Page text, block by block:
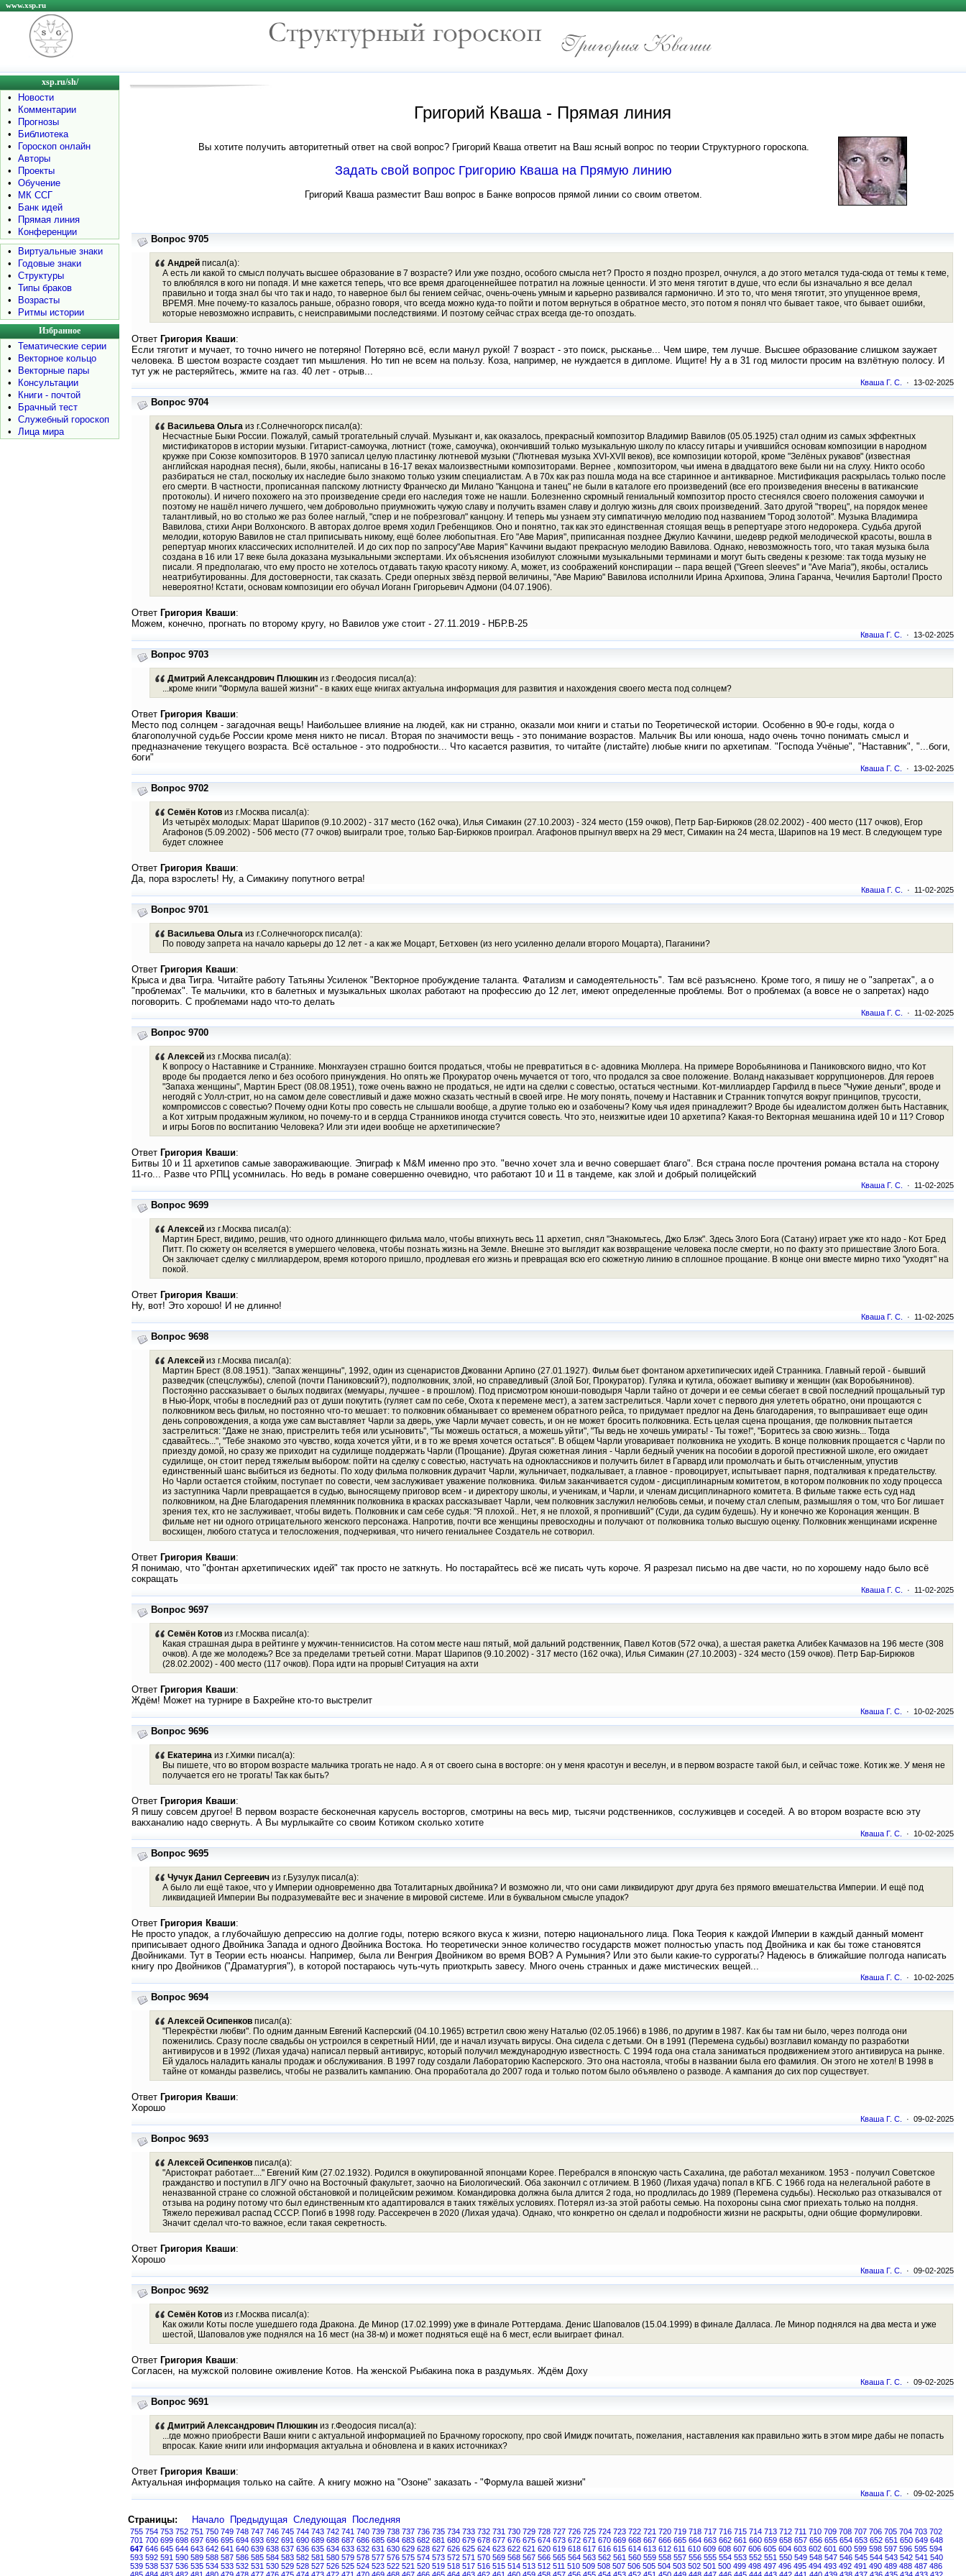
www.xsp.ru
xsp.ru/sh/
•
Новости
•
Комментарии
•
Прогнозы
•
Библиотека
•
Гороскоп онлайн
•
Авторы
•
Проекты
•
Обучение
•
МК ССГ
•
Банк идей
•
Прямая линия
•
Конференции
•
Виртуальные знаки
•
Годовые знаки
•
Структуры
•
Типы браков
•
Возрасты
•
Ритмы истории
Избранное
•
Тематические серии
•
Векторное кольцо
•
Векторные пары
•
Консультации
•
Книги - почтой
•
Брачный тест
•
Служебный гороскоп
•
Лица мира
Григорий Кваша - Прямая линия
Вы хотите получить авторитетный ответ на свой вопрос? Григорий Кваша ответит на Ваш ясный вопрос по теории Структурного гороскопа.
Задать свой вопрос Григорию Кваша на Прямую линию
Григорий Кваша разместит Ваш вопрос в Банке вопросов прямой линии со своим ответом.
Вопрос 9705
Андрейписал(а):
А есть ли какой то смысл получать высшее образование в 7 возрасте? Или уже поздно, особого смысла нет? Просто я поздно прозрел, очнулся, а до этого метался туда-сюда от темы к теме,
то влюблялся в кого ни попадя. И мне кажется теперь, что все время драгоценнейшее потратил на ложные ценности. И это меня тяготит в душе, что если бы изначально я все делал
правильно и тогда знал бы что так и надо, то наверное был бы гением сейчас, очень-очень умным и карьерно развивался гармонично. И это то, что меня тяготит, это упущенное время,
ВРЕМЯ. Мне почему-то казалось раньше, образно говоря, что всегда можно куда-то пойти и потом вернуться в обратное место, это потом я понял что бывает такое, что бывает ошибки,
которые невозможно исправить, с неисправимыми последствиями. И поэтому сейчас страх всегда где-то опоздать.
Ответ Григория Кваши:
Если тяготит и мучает, то точно ничего не потеряно! Потеряно всё, если манул рукой! 7 возраст - это поиск, рысканье... Чем шире, тем лучше. Высшее образование слишком заужает
человека. В шестом возрасте создает тип мышления. Но тип не всем на пользу. Коза, например, не нуждается в дипломе. Ищите! Ну а в 31 год милости просим на взлётную полосу. И
тут уж не растеряйтесь, жмите на газ. 40 лет - отрыв...
Кваша Г. С. · 13-02-2025
Вопрос 9704
Васильева Ольгаиз г.Солнечногорск писал(а):
Несчастные Быки России. Пожалуй, самый трогательный случай. Музыкант и, как оказалось, прекрасный композитор Владимир Вавилов (05.05.1925) стал одним из самых эффектных
мистификаторов в истории музыки. Гитарист-самоучка, лютнист (тоже, самоучка), окончивший только музыкальную школу по классу гитары и учившийся основам композиции в народном
кружке при Союзе композиторов. В 1970 записал целую пластинку лютневой музыки ("Лютневая музыка XVI-XVII веков), все композиции которой, кроме "Зелёных рукавов" (известная
английская народная песня), были, якобы, написаны в 16-17 веках малоизвестными композиторами. Вернее , композитором, чьи имена в двадцатого веке были ни на слуху. Никто особо
разбираться не стал, поскольку их наследие было знакомо только узким специалистам. А в 70х как раз пошла мода на все старинное и антикварное. Мистификация раскрылась только после
его смерти. В частности, прописанная папскому лютнисту Франческо ди Милано "Канцона и танец" не были в каталоге его произведений (все его произведения внесены в ватиканские
протоколы). И ничего похожего на это произведение среди его наследия тоже не нашли. Болезненно скромный гениальный композитор просто стеснялся своего положения самоучки и
поэтому не нашёл ничего лучшего, чем добровольно приумножить чужую славу и получить взамен славу и долгую жизнь для своих произведений. Зато другой "творец", на порядок менее
талантливый, но во столько же раз более наглый, "спер и не побрезговал" канцону. И теперь мы узнаем эту симпатичную мелодию под названием "Город золотой". Музыка Владимира
Вавилова, стихи Анри Волхонского. В авторах долгое время ходил Гребенщиков. Оно и понятно, так как это единственная стоящая вещь в репертуаре этого недорокера. Судьба другой
мелодии, которую Вавилов не стал приписывать никому, ещё более любопытная. Его "Аве Мария", приписанная позднее Джулио Каччини, шедевр редкой мелодической красоты, вошла в
репертуар многих классических исполнителей. И до сих пор по запросу"Аве Мария" Каччини выдают прекрасную мелодию Вавилова. Однако, невозможность того, что такая музыка была
создана в 16 или 17 веке была доказана музыкальными экспертами. Их объяснения изобилуют сложными музыкальными терминами и могут быть сведены к резюме: так тогда музыку не
писали. Я предполагаю, что ему просто не хотелось отдавать такую красоту никому. А, может, из соображений конспирации -- пара вещей ("Green sleeves" и "Аve Maria"), якобы, остались
неатрибутированны. Для достоверности, так сказать. Среди оперных звёзд первой величины, "Аве Марию" Вавилова исполнили Ирина Архипова, Элина Гаранча, Чечилия Бартоли! Просто
невероятно! Кстати, основам композиции его обучал Иоганн Григорьевич Адмони (04.07.1906).
Ответ Григория Кваши:
Можем, конечно, прогнать по второму кругу, но Вавилов уже стоит - 27.11.2019 - НБР.В-25
Кваша Г. С. · 13-02-2025
Вопрос 9703
Дмитрий Александрович Плюшкиниз г.Феодосия писал(а):
...кроме книги "Формула вашей жизни" - в каких еще книгах актуальна информация для развития и нахождения своего места под солнцем?
Ответ Григория Кваши:
Место под солнцем - загадочная вещь! Наибольшее влияние на людей, как ни странно, оказали мои книги и статьи по Теоретической истории. Особенно в 90-е годы, когда о
благополучной судьбе России кроме меня никто не писал. Вторая по значимости вещь - это понимание возрастов. Мальчик Вы или юноша, надо очень точно понимать смысл и
предназначение текущего возраста. Всё остальное - это подробности... Что касается развития, то читайте (листайте) любые книги по архетипам. "Господа Учёные", "Наставник", "...боги,
боги"
Кваша Г. С. · 13-02-2025
Вопрос 9702
Семён Котовиз г.Москва писал(а):
Из четырёх молодых: Марат Шарипов (9.10.2002) - 317 место (162 очка), Илья Симакин (27.10.2003) - 324 место (159 очков), Петр Бар-Бирюков (28.02.2002) - 400 место (117 очков), Егор
Агафонов (5.09.2002) - 506 место (77 очков) выиграли трое, только Бар-Бирюков проиграл. Агафонов прыгнул вверх на 29 мест, Симакин на 24 места, Шарипов на 19 мест. В следующем туре
будет сложнее
Ответ Григория Кваши:
Да, пора взрослеть! Ну, а Симакину попутного ветра!
Кваша Г. С. · 11-02-2025
Вопрос 9701
Васильева Ольгаиз г.Солнечногорск писал(а):
По поводу запрета на начало карьеры до 12 лет - а как же Моцарт, Бетховен (из него усиленно делали второго Моцарта), Паганини?
Ответ Григория Кваши:
Крыса и два Тигра. Читайте работу Татьяны Усиленок "Векторное пробуждение таланта. Фатализм и самодеятельность". Там всё разъяснено. Кроме того, я пишу не о "запретах", а о
"проблемах". Те мальчики, кто в балетных и музыкальных школах работают на профессию до 12 лет, имеют определенные проблемы. Вот о проблемах (а вовсе не о запретах) надо
поговорить. С проблемами надо что-то делать
Кваша Г. С. · 11-02-2025
Вопрос 9700
Алексейиз г.Москва писал(а):
К вопросу о Наставнике и Страннике. Мюнхгаузен страшно боится продаться, чтобы не превратиться в с- адовника Мюллера. На примере Воробьянинова и Паниковского видно, что Кот
вроде бы продается легко и без особого принуждения. Но опять же Прокуратор очень мучается от того, что продался за свое положение. Воланд наказывает коррупционеров. Для героев
"Запаха женщины", Мартин Брест (08.08.1951), тоже очень важно не продаться, не идти на сделки с совестью, остаться честными. Кот-миллиардер Гарфилд в пьесе "Чужие деньги", вроде и
негодяй с Уолл-стрит, но на самом деле совестливый и даже можно сказать честный в своей игре. Не могу понять, почему и Наставник и Странник топчутся вокруг принципов, трусости,
компромиссов с совестью? Почему одни Коты про совесть не слышали вообще, а другие только ею и озабочены? Кому чья идея принадлежит? Вроде бы идеалистом должен быть Наставник,
а Кот хитрым продажным жуликом, но почему-то и в сердца Странников иногда стучится совесть. Что это, неизжитые идеи 10 архетипа? Какая-то Векторная мешанина идей 10 и 11? Сговор
и игры Богов по воспитанию Человека? Или эти идеи вообще не архетипические?
Ответ Григория Кваши:
Битвы 10 и 11 архетипов самые завораживающие. Эпиграф к М&М именно про это. "вечно хочет зла и вечно совершает благо". Вся страна после прочтения романа встала на сторону
11-го... Разве что РПЦ усомнилась. Но ведь в романе совершенно очевидно, что работают 10 и 11 в тандеме, как злой и добрый полицейский
Кваша Г. С. · 11-02-2025
Вопрос 9699
Алексейиз г.Москва писал(а):
Мартин Брест, видимо, решив, что одного длиннющего фильма мало, чтобы впихнуть весь 11 архетип, снял "Знакомьтесь, Джо Блэк". Здесь Злого Бога (Сатану) играет уже кто надо - Кот Бред
Питт. По сюжету он вселяется в умершего человека, чтобы познать жизнь на Земле. Внешне это выглядит как возвращение человека после смерти, но по факту это пришествие Злого Бога.
Он заключает сделку с миллиардером, время которого пришло, продлевая его жизнь и превращая всю его сюжетную линию в сплошное прощание. В конце они вместе мирно тихо "уходят" на
покой.
Ответ Григория Кваши:
Ну, вот! Это хорошо! И не длинно!
Кваша Г. С. · 11-02-2025
Вопрос 9698
Алексейиз г.Москва писал(а):
Мартин Брест (8.08.1951). "Запах женщины", 1992, один из сценаристов Джованни Арпино (27.01.1927). Фильм бьет фонтаном архетипических идей Странника. Главный герой - бывший
разведчик (спецслужбы), слепой (почти Паниковский?), подполковник, злой, но справедливый (Злой Бог, Прокуратор). Гуляка и кутила, обожает выпивку и женщин (как Воробьянинов).
Постоянно рассказывает о былых подвигах (мемуары, лучшее - в прошлом). Под присмотром юноши-поводыря Чарли тайно от дочери и ее семьи сбегает в свой последний прощальный тур
в Нью-Йорк, чтобы в последний раз от души покутить (гуляет сам по себе, Охота к перемене мест), а затем застрелиться. Чарли хочет с первого дня улететь обратно, они прощаются с
полковником весь фильм, но постоянно что-то мешает: то полковник обманывает со временем обратного рейса, то придумает предлог на День благодарения, то выпрашивает еще один
день сопровождения, а когда уже сам выставляет Чарли за дверь, уже Чарли мучает совесть, и он не может бросить полковника. Есть целая сцена прощания, где полковник пытается
застрелиться: "Даже не знаю, пристрелить тебя или усыновить", "Ты можешь остаться, а можешь уйти", "Ты ведь не хочешь умирать! - Ты тоже!", "Боритесь за свою жизнь... Тогда
сдавайтесь...", "Тебе знакомо это чувство, когда хочется уйти, и в то же время хочется остаться". В общем Чарли уговаривает полковника не уходить. В конце полковник прощается с Чарли по
приезду домой, но сразу же приходит на судилище поддержать Чарли (Прощание). Другая сюжетная линия - Чарли бедный ученик на пособии в дорогой престижной школе, его ожидает
судилище, он стоит перед тяжелым выбором: пойти на сделку с совестью, настучать на одноклассников и получить билет в Гарвард или промолчать и быть отчисленным, упустив
единственный шанс выбиться из бедноты. По ходу фильма полковник дурачит Чарли, жульничает, подкалывает, а главное - провоцирует, испытывает парня, подталкивая к предательству.
Но Чарли остается стойким, поступает по совести, чем заслуживает уважение полковника. Фильм заканчивается судом - дисциплинарным комитетом, в котором полковник по ходу процесса
из заступника Чарли превращается в судью, выносящему приговор всем - и директору школы, и ученикам, и Чарли, и членам дисциплинарного комитета. В фильме также есть суд над
полковником, на Дне Благодарения племянник полковника в красках рассказывает Чарли, чем полковник заслужил нелюбовь семьи, и почему стал слепым, размышляя о том, что Бог лишает
зрения тех, кто не заслуживает, чтобы видеть. Полковник и сам себе судья: "Я плохой.. Нет, я не плохой, я прогнивший" (Суди, да судим будешь). Ну и конечно же Коронация женщин. В
фильме нет ни одного отрицательного женского персонажа. Напротив, почти все женщины превосходны и получают от полковника только высшую оценку. Полковник женщинами искренне
восхищен, любого статуса и телосложения, подчеркивая, что ничего гениальнее Создатель не сотворил.
Ответ Григория Кваши:
Я понимаю, что "фонтан архетипических идей" так просто не заткнуть. Но постарайтесь всё же писать чуть короче. Я разрезал письмо на две части, но по хорошему надо было всё
сокращать
Кваша Г. С. · 11-02-2025
Вопрос 9697
Семён Котовиз г.Москва писал(а):
Какая страшная дыра в рейтинге у мужчин-теннисистов. На сотом месте наш пятый, мой дальний родственник, Павел Котов (572 очка), а шестая ракетка Алибек Качмазов на 196 месте (308
очков). А где же молодежь? Все за пределами третьей сотни. Марат Шарипов (9.10.2002) - 317 место (162 очка), Илья Симакин (27.10.2003) - 324 место (159 очков). Петр Бар-Бирюков
(28.02.2002) - 400 место (117 очков). Пора идти на прорыв! Ситуация на ахти
Ответ Григория Кваши:
Ждём! Может на турнире в Бахрейне кто-то выстрелит
Кваша Г. С. · 10-02-2025
Вопрос 9696
Екатерина из г.Химки писал(а):
Вы пишете, что во втором возрасте мальчика трогать не надо. А я от своего сына в восторге: он у меня красотун и веселун, и в первом возрасте такой был, и сейчас тоже. Котик же. У меня не
получается его не трогать! Так как быть?
Ответ Григория Кваши:
Я пишу совсем другое! В первом возрасте бесконечная карусель восторгов, смотрины на весь мир, тысячи родственников, сослуживцев и соседей. А во втором возрасте всю эту
вакханалию надо свернуть. А Вы мурлыкайте со своим Котиком сколько хотите
Кваша Г. С. · 10-02-2025
Вопрос 9695
Чучук Данил Сергеевичиз г.Бузулук писал(а):
А было ли ещё такое, что у Империи одновременно два Тоталитарных двойника? И возможно ли, что они сами ликвидируют друг друга без прямого вмешательства Империи. И ещё под
ликвидацией Империи Вы подразумевайте вес и значение в мировой системе. Или в буквальном смысле упадок?
Ответ Григория Кваши:
Не просто упадок, а глубочайшую депрессию на долгие годы, потерю всякого вкуса к жизни, потерю национального лица. Пока Теория к каждой Империи в каждый данный момент
приписывает одного Двойника Запада и одного Двойника Востока. Но теоретически энное количество государств может полностью упасть под Двойника и как бы тоже становятся
Двойниками. Тут в Теории есть нюансы. Например, была ли Венгрия Двойником во время ВОВ? А Румыния? Или это были какие-то суррогаты? Надеюсь в ближайшие полгода написать
книгу про Двойников ("Драматургия"), в которой постараюсь чуть-чуть приоткрыть завесу. Много очень странных и даже мистических вещей...
Кваша Г. С. · 10-02-2025
Вопрос 9694
Алексей Осипенковписал(а):
"Перекрёстки любви". По одним данным Евгений Касперский (04.10.1965) встретил свою жену Наталью (02.05.1966) в 1986, по другим в 1987. Как бы там ни было, через полгода они
поженились. Сразу после свадьбы он устроился в секретный НИИ, где и начал изучать вирусы. Она сидела с детьми. Он в 1991 (Перемена судьбы) возглавил команду по разработки
антивирусов и в 1992 (Лихая удача) написал первый антивирус, который получил международную известность. С 1994 года она стала заниматься продвижением этого антивируса на рынке.
Ей удалось наладить каналы продаж и обслуживания. В 1997 году создали Лабораторию Касперского. Это она настояла, чтобы в названии была его фамилия. Он этого не хотел! В 1998 в
тайне от команды развелись, чтобы не развалить кампанию. Она проработала до 2007 года и только потом было объявлено о разводе. А кампания до сих пор существует.
Ответ Григория Кваши:
Хорошо
Кваша Г. С. · 09-02-2025
Вопрос 9693
Алексей Осипенковписал(а):
"Аристократ работает...." Евгений Ким (27.02.1932). Родился в оккупированной японцами Корее. Перебрался в японскую часть Сахалина, где работал механиком. 1953 - получил Советское
гражданство и поступил в ЛГУ очно на Восточный факультет, заочно на Биологический. Оба закончил с отличием. В 1960 (Лихая удача) попал в КГБ. С 1966 года на нелегальной работе в
неназванной стране со сложной обстановкой и полицейским режимом. Командировка должна была длится 2 года, но продлилась до 1989 (Перемена судьбы). Несколько раз отказывался от
отзыва на родину потому что был единственным кто адаптировался в таких тяжёлых условиях. Потерял из-за этой работы семью. На похороны сына смог приехать только на полдня.
Тяжело переживал распад СССР. Погиб в 1998 году. Рассекречен в 2020 (Лихая удача). Однако, что конкретно он сделал и подробности жизни не раскрыты, одни общие формулировки.
Значит сделал что-то важное, если такая секретность.
Ответ Григория Кваши:
Хорошо
Кваша Г. С. · 09-02-2025
Вопрос 9692
Семён Котовиз г.Москва писал(а):
Как ожили Коты после ушедшего года Дракона. Де Минор (17.02.1999) уже в финале Роттердама. Денис Шаповалов (15.04.1999) в финале Далласа. Ле Минор поднялся на два места и уже
шестой, Шаповалов уже поднялся на 16 мест (на 38-м) и может подняться ещё на 6 мест, если выиграет финал.
Ответ Григория Кваши:
Согласен, на мужской половине оживление Котов. На женской Рыбакина пока в раздумьях. Ждём Доху
Кваша Г. С. · 09-02-2025
Вопрос 9691
Дмитрий Александрович Плюшкиниз г.Феодосия писал(а):
...где можно приобрести Ваши книги с актуальной информацией по Брачному гороскопу, про свой Имидж почитать, пожелания, наставления как правильно жить в этом мире дабы не попасть
впросак. Какие книги или информация актуальна и обновлена и в каких источниках?
Ответ Григория Кваши:
Актуальная информация только на сайте. А книгу можно на "Озоне" заказать - "Формула вашей жизни"
Кваша Г. С. · 09-02-2025
Страницы: Начало Предыдущая Следующая Последняя
755 754 753 752 751 750 749 748 747 746 745 744 743 742 741 740 739 738 737 736 735 734 733 732 731 730 729 728 727 726 725 724 723 722 721 720 719 718 717 716 715 714 713 712 711 710 709 708 707 706 705 704 703 702
701 700 699 698 697 696 695 694 693 692 691 690 689 688 687 686 685 684 683 682 681 680 679 678 677 676 675 674 673 672 671 670 669 668 667 666 665 664 663 662 661 660 659 658 657 656 655 654 653 652 651 650 649 648
647 646 645 644 643 642 641 640 639 638 637 636 635 634 633 632 631 630 629 628 627 626 625 624 623 622 621 620 619 618 617 616 615 614 613 612 611 610 609 608 607 606 605 604 603 602 601 600 599 598 597 596 595 594
593 592 591 590 589 588 587 586 585 584 583 582 581 580 579 578 577 576 575 574 573 572 571 570 569 568 567 566 565 564 563 562 561 560 559 558 557 556 555 554 553 552 551 550 549 548 547 546 545 544 543 542 541 540
539 538 537 536 535 534 533 532 531 530 529 528 527 526 525 524 523 522 521 520 519 518 517 516 515 514 513 512 511 510 509 508 507 506 505 504 503 502 501 500 499 498 497 496 495 494 493 492 491 490 489 488 487 486